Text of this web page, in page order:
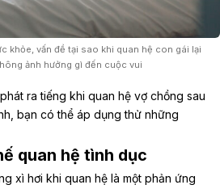
khỏe, vấn đề tại sao khi quan hệ con gái lại
ảnh hưởng gì đến cuộc vui
ra tiếng khi quan hệ vợ chồng sau
bạn có thể áp dụng thử những
quan hệ tình dục
xì hơi khi quan hệ là một phản ứng